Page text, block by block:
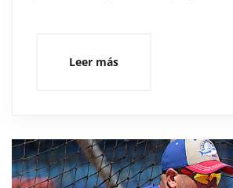
Leer más